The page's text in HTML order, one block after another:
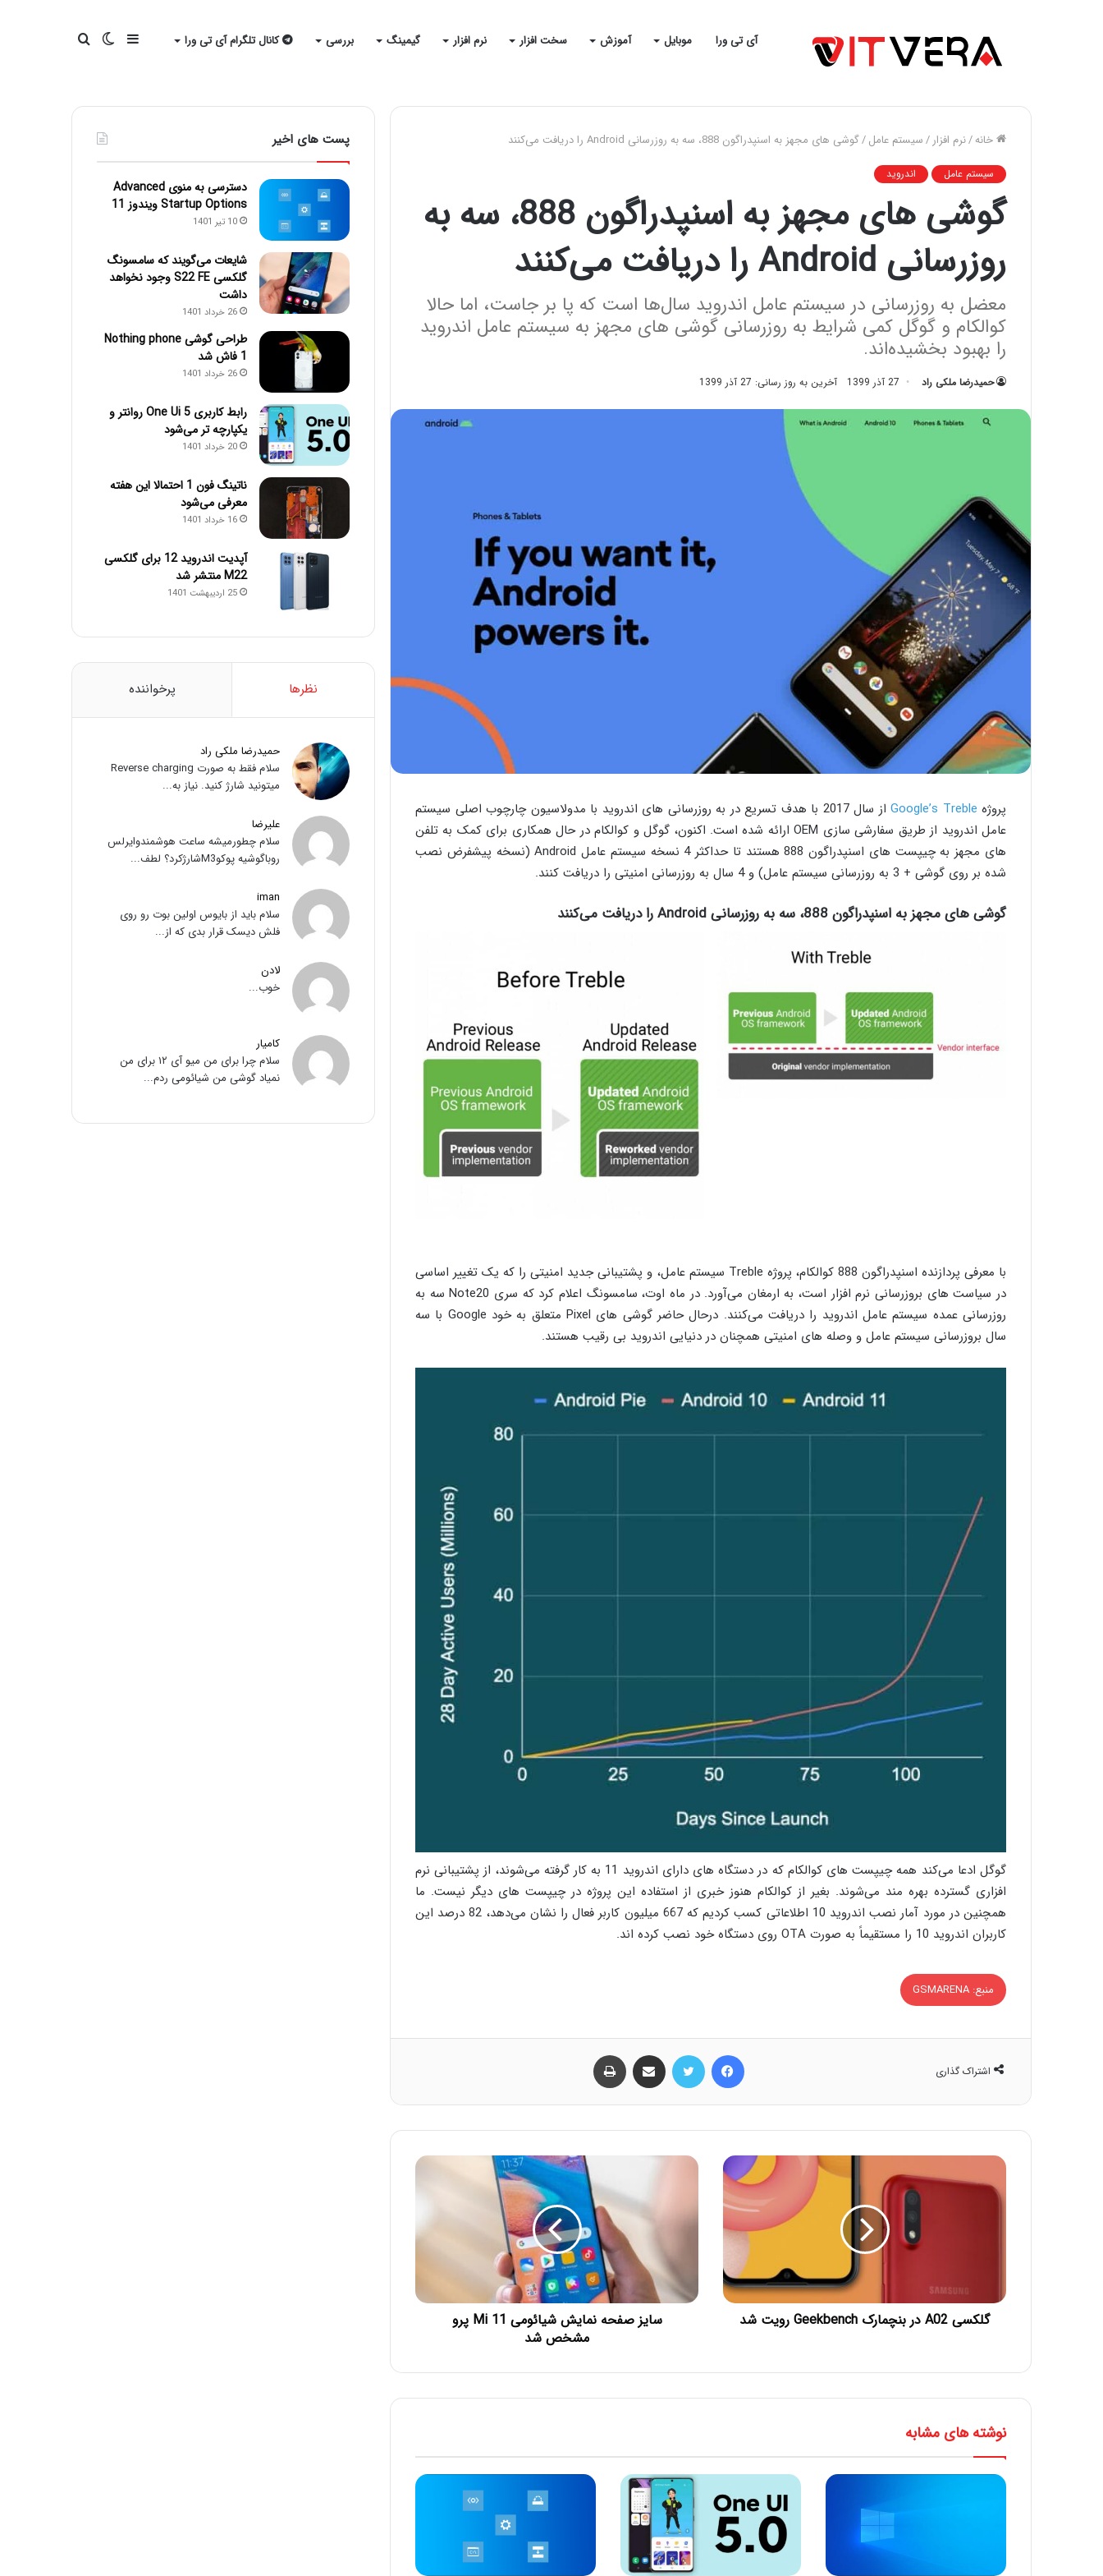
آی تی ورا موبایل آموزش سخت افزار نرم افزار گیمینگ بررسی کانال تلگرام آی تی ورا تغییرسایدبار
خانه/نرم افزار /سیستم عامل/گوشی های مجهز به اسنپدراگون 888، سه به روزرسانی Android را دریافت می‌کنند
سیستم عامل اندروید
گوشی های مجهز به اسنپدراگون 888، سه به
روزرسانی Android را دریافت می‌کنند
معضل به روزرسانی در سیستم عامل اندروید سال‌ها است که پا بر جاست، اما حالا
کوالکام و گوگل کمی شرایط به روزرسانی گوشی های مجهز به سیستم عامل اندروید
را بهبود بخشیده‌اند.
حمیدرضا ملکی راد 27 آذر 1399 آخرین به روز رسانی: 27 آذر 1399
پروژه Google’s Treble
از سال 2017 با هدف تسریع در به روزرسانی های اندروید با مدولاسیون چارچوب اصلی سیستم
عامل اندروید از طریق سفارشی سازی OEM ارائه شده است. اکنون، گوگل و کوالکام در حال همکاری برای کمک به تلفن
های مجهز به چیپست های اسنپدراگون 888 هستند تا حداکثر 4 نسخه سیستم عامل Android (نسخه پیشفرض نصب
شده بر روی گوشی + 3 به روزرسانی سیستم عامل) و 4 سال به روزرسانی امنیتی را دریافت کنند.
گوشی های مجهز به اسنپدراگون 888، سه به روزرسانی Android را دریافت می‌کنند
با معرفی پردازنده اسنپدراگون 888 کوالکام، پروژه Treble سیستم عامل، و پشتیبانی جدید امنیتی را که یک تغییر اساسی
در سیاست های بروزرسانی نرم افزار است، به ارمغان می‌آورد. در ماه اوت، سامسونگ اعلام کرد که سری Note20 سه به
روزرسانی عمده سیستم عامل اندروید را دریافت می‌کنند. درحال حاضر گوشی های Pixel متعلق به خود Google با سه
سال بروزرسانی سیستم عامل و وصله های امنیتی همچنان در دنیایی اندروید بی رقیب هستند.
گوگل ادعا می‌کند همه چیپست های کوالکام که در دستگاه های دارای اندروید 11 به کار گرفته می‌شوند، از پشتیبانی نرم
افزاری گسترده بهره مند می‌شوند. بغیر از کوالکام هنوز خبری از استفاده این پروژه در چیپست های دیگر نیست. ما
همچنین در مورد آمار نصب اندروید 10 اطلاعاتی کسب کردیم که 667 میلیون کاربر فعال را نشان می‌دهد، 82 درصد این
کاربران اندروید 10 را مستقیماً به صورت OTA روی دستگاه خود نصب کرده اند.
منبع: GSMARENA
اشتراک گذاری
گلکسی A02 در بنچمارک Geekbench رویت شد
سایز صفحه نمایش شیائومی Mi 11 پرو
مشخص شد
نوشته های مشابه
پست های اخیر
دسترسی به منوی Advanced
Startup Options ویندوز 11
10 تیر 1401
شایعات می‌گویند که سامسونگ
گلکسی S22 FE وجود نخواهد
داشت
26 خرداد 1401
طراحی گوشی Nothing phone
1 فاش شد
26 خرداد 1401
رابط کاربری One Ui 5 روانتر و
یکپارچه تر می‌شود
20 خرداد 1401
ناتینگ فون 1 احتمالا این هفته
معرفی می‌شود
16 خرداد 1401
آپدیت اندروید 12 برای گلکسی
M22 منتشر شد
25 اردیبهشت 1401
نظرها پرخواننده
حمیدرضا ملکی راد
سلام فقط به صورت Reverse charging
میتونید شارژ کنید. نیاز به...
علیرضا
سلام چطورمیشه ساعت هوشمندوایرلس
روباگوشیه پوکوM3شارژکرد؟ لطف...
iman
سلام باید از بایوس اولین بوت رو روی
فلش دیسک قرار بدی که از...
لادن
خوب...
کامیار
سلام چرا برای من میو آی ۱۲ برای من
نمیاد گوشی من شیائومی ردم...